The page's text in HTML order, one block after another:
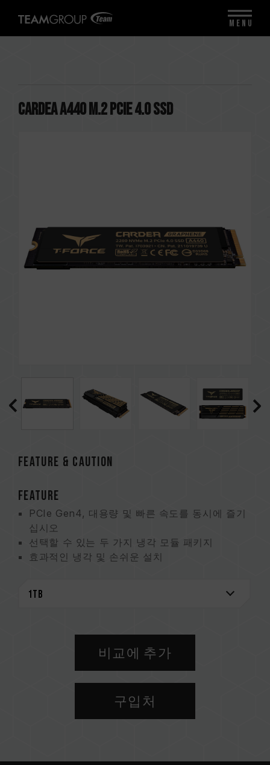
CARDEA A440 M.2 PCIe 4.0 SSD
FEATURE & CAUTION
FEATURE
PCIe Gen4, 대용량 및 빠른 속도를 동시에 즐기
십시오
선택할 수 있는 두 가지 냉각 모듈 패키지
효과적인 냉각 및 손쉬운 설치
대만 발명특허(인증번호: I703921)
비교에 추가
구입처
MENU